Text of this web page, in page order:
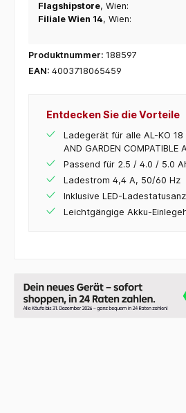
Flagshipstore, Wien:
Filiale Wien 14, Wien:
Produktnummer: 188597
EAN: 4003718065459
Entdecken Sie die Vorteile
Ladegerät für alle AL-KO 18
AND GARDEN COMPATIBLE
Passend für 2.5 / 4.0 / 5.0
Ladestrom 4,4 A, 50/60 Hz
Inklusive LED-
Leichtgängige Akku-